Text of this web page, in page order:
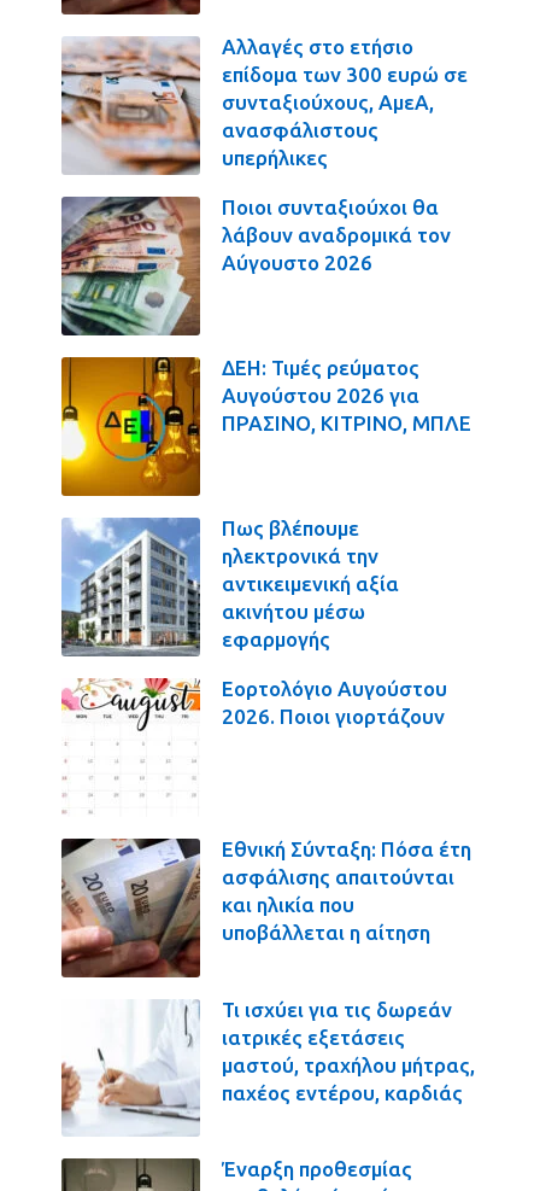
Αλλαγές στο ετήσιο
επίδομα των 300 ευρώ σε
συνταξιούχους, ΑμεΑ,
ανασφάλιστους
υπερήλικες
Ποιοι συνταξιούχοι θα
λάβουν αναδρομικά τον
Αύγουστο 2026
ΔΕΗ: Τιμές ρεύματος
Αυγούστου 2026 για
ΠΡΑΣΙΝΟ, ΚΙΤΡΙΝΟ, ΜΠΛΕ
Πως βλέπουμε
ηλεκτρονικά την
αντικειμενική αξία
ακινήτου μέσω
εφαρμογής
Εορτολόγιο Αυγούστου
2026. Ποιοι γιορτάζουν
Εθνική Σύνταξη: Πόσα έτη
ασφάλισης απαιτούνται
και ηλικία που
υποβάλλεται η αίτηση
Τι ισχύει για τις δωρεάν
ιατρικές εξετάσεις
μαστού, τραχήλου μήτρας,
παχέος εντέρου, καρδιάς
Έναρξη προθεσμίας